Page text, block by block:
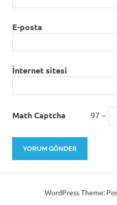
E-posta
İnternet sitesi
Math Captcha 97 −
WordPress Theme: